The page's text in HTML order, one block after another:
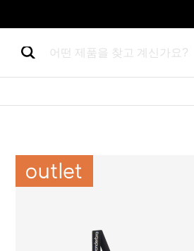
어떤 제품을 찾고 계신가요?